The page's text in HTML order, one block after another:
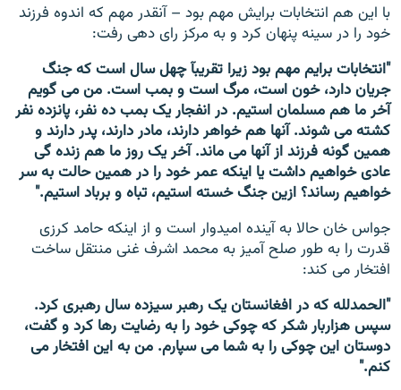
با این هم انتخابات برایش مهم بود – آنقدر مهم که اندوه فرزند
خود را در سینه پنهان کرد و به مرکز رای دهی رفت:
"انتخابات برایم مهم بود زیرا تقریبآ چهل سال است که جنگ
جریان دارد، خون است، مرگ است و بمب است. من می گویم
آخر ما هم مسلمان استیم. در انفجار یک بمب ده نفر، پانزده نفر
کشته می شوند. آنها هم خواهر دارند، مادر دارند، پدر دارند و
همین گونه فرزند از آنها می ماند. آخر یک روز ما هم زنده گی
عادی خواهیم داشت یا اینکه عمر خود را در همین حالت به سر
خواهیم رساند؟ ازین جنگ خسته استیم، تباه و برباد استیم."
جواس خان حالا به آینده امیدوار است و از اینکه حامد کرزی
قدرت را به طور صلح آمیز به محمد اشرف غنی منتقل ساخت
افتخار می کند:
"الحمدلله که در افغانستان یک رهبر سیزده سال رهبری کرد.
سپس هزاربار شکر که چوکی خود را به رضایت رها کرد و گفت،
دوستان این چوکی را به شما می سپارم. من به این افتخار می
کنم."